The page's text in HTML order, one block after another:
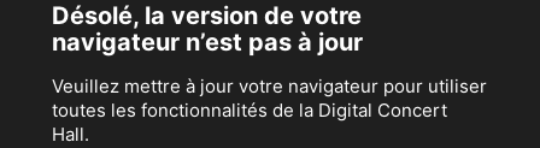
Désolé, la version de votre
navigateur n’est pas à jour
Veuillez mettre à jour votre navigateur pour utiliser
toutes les fonctionnalités de la Digital Concert
Hall.